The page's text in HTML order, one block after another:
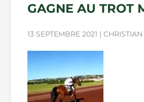
GAGNE AU TROT
13 SEPTEMBRE 2021 |